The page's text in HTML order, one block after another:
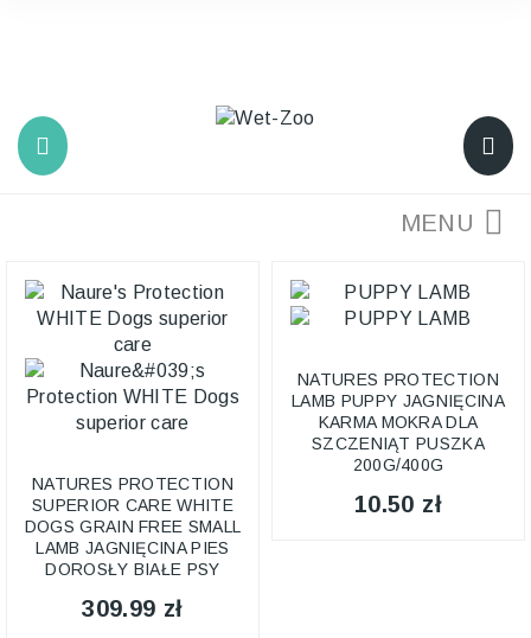
NATURES PROTECTION
SUPERIOR CARE WHITE
DOGS GRAIN FREE SMALL
LAMB JAGNIĘCINA PIES
DOROSŁY BIAŁE PSY
309.99 zł
NATURES PROTECTION
LAMB PUPPY JAGNIĘCINA
KARMA MOKRA DLA
SZCZENIĄT PUSZKA
200G/400G
10.50 zł